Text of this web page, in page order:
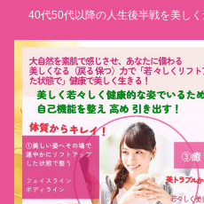
40代50代以降の人生後半戦を美し